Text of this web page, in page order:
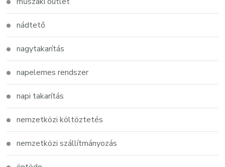
nádtető
nagytakarítás
napelemes rendszer
napi takarítás
nemzetközi költöztetés
nemzetközi szállítmányozás